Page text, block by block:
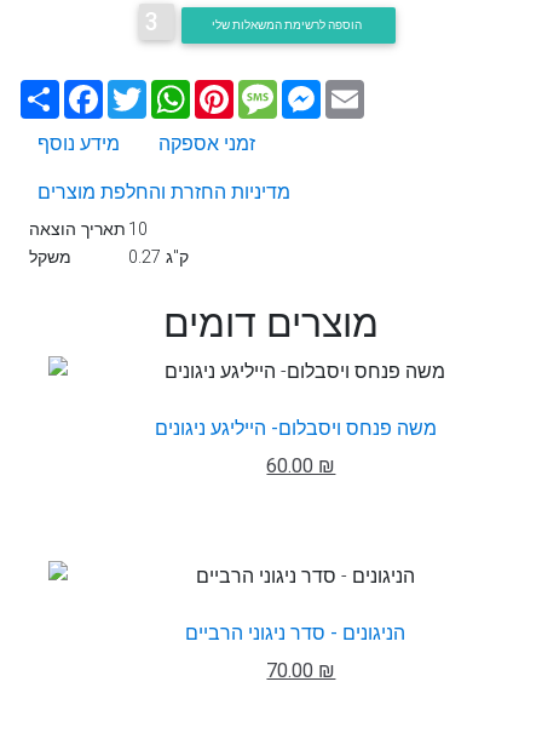
3
שתף Facebook
TwitterWhatsApp
PinterestMessageMessenger
מידע נוסף
זמני אספקה
מדיניות החזרת והחלפת מוצרים
תאריך הוצאה 10
משקל
0.27 ק"ג
מוצרים דומים
משה פנחס ויסבלום- הייליגע ניגונים
60.00 ₪
הניגונים - סדר ניגוני הרביים
70.00 ₪